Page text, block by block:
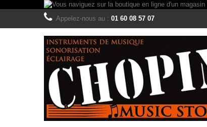
Appelez-nous au : 01 60 08 57 07